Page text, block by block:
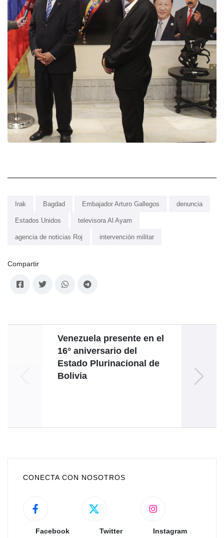
Irak Bagdad Embajador Arturo Gallegos denuncia
Estados Unidos televisora Al Ayam
agencia de noticias Roj intervención militar
Compartir
Venezuela presente en el
16° aniversario del
Estado Plurinacional de
Bolivia
CONECTA CON NOSOTROS
Facebook Twitter Instagram